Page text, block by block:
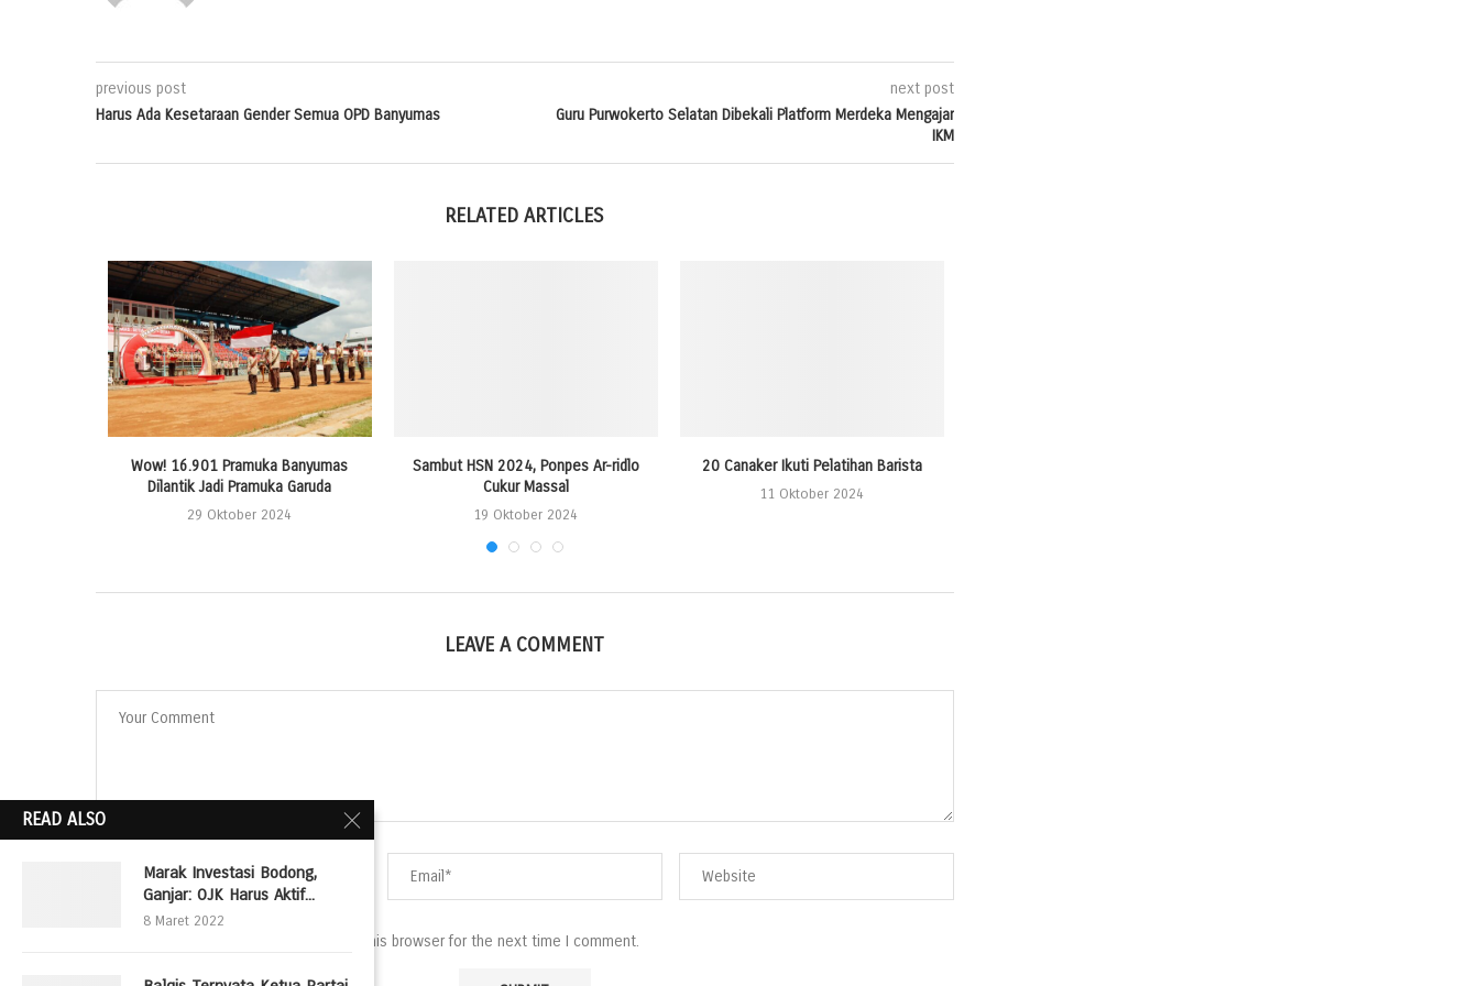
previous post
Harus Ada Kesetaraan Gender Semua OPD Banyumas
next post
Guru Purwokerto Selatan Dibekali Platform Merdeka Mengajar
IKM
RELATED ARTICLES
Wow! 16.901 Pramuka Banyumas
Dilantik Jadi Pramuka Garuda
29 Oktober 2024
Sambut HSN 2024, Ponpes Ar-ridlo
Cukur Massal
19 Oktober 2024
20 Canaker Ikuti Pelatihan Barista
11 Oktober 2024
LEAVE A COMMENT
Save my name, email, and website in this browser for the next time I comment.
READ ALSO
Marak Investasi Bodong,
Ganjar: OJK Harus Aktif...
8 Maret 2022